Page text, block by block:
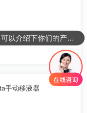
手动移液器 可以介绍下你们的产品么